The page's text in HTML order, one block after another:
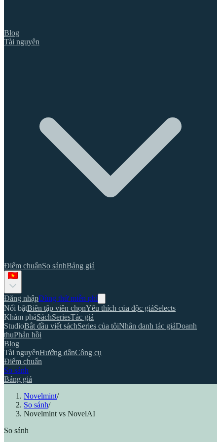
Blog
Tài nguyên
Điểm chuẩnSo sánhBảng giá
Đăng nhậpDùng thử miễn phí
Nổi bậtBiên tập viên chọnYêu thích của độc giảSelects
Khám pháSáchSeriesTác giả
StudioBắt đầu viết sáchSeries của tôiNhân danh tác giảDoanh
thuPhản hồi
Blog
Tài nguyênHướng dẫnCông cụ
Điểm chuẩn
So sánh
Bảng giá
Novelmint/
So sánh/
Novelmint vs NovelAI
So sánh